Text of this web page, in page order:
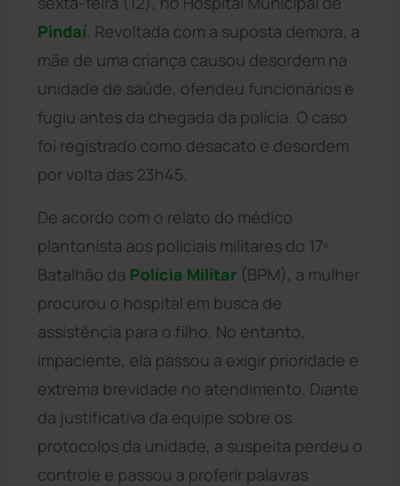
Pindaí . Revoltada com a suposta demora, a
mãe de uma criança causou desordem na
unidade de saúde, ofendeu funcionários e
fugiu antes da chegada da polícia. O caso
foi registrado como desacato e desordem
por volta das 23h45.
De acordo com o relato do médico
plantonista aos policiais militares do 17º
Batalhão da Polícia Militar (BPM), a mulher
procurou o hospital em busca de
assistência para o filho. No entanto,
impaciente, ela passou a exigir prioridade e
extrema brevidade no atendimento. Diante
da justificativa da equipe sobre os
protocolos da unidade, a suspeita perdeu o
controle e passou a proferir palavras